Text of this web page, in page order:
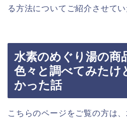
る方法についてご紹介させて
水素のめぐり湯の商
色々と調べてみたけ
かった話
こちらのページをご覧の方は